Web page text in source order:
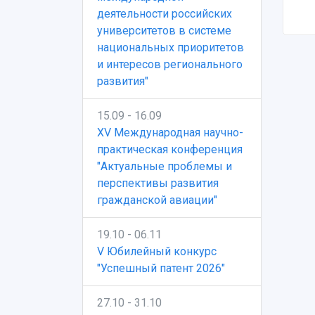
деятельности российских
университетов в системе
национальных приоритетов
и интересов регионального
развития"
15.09 - 16.09
XV Международная научно-
практическая конференция
"Актуальные проблемы и
перспективы развития
гражданской авиации"
19.10 - 06.11
V Юбилейный конкурс
"Успешный патент 2026"
27.10 - 31.10